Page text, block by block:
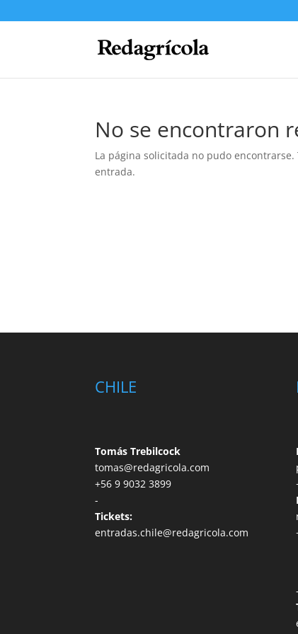
No se encontraron
La página solicitada no pudo
entrada.
CHILE
Tomás Trebilcock
tomas@redagricola.com
+56 9 9032 3899
-
Tickets:
entradas.chile@redagricola.com
-